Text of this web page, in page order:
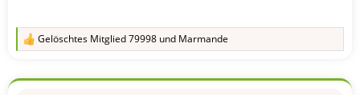
R
k
Gelöschtes Mitglied 79998 und Marmande